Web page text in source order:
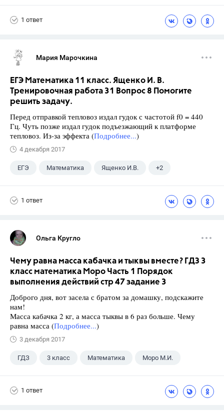
1 ответ
Мария Марочкина
ЕГЭ Математика 11 класс. Ященко И. В.
Тренировочная работа 31 Вопрос 8 Помогите
решить задачу.
Перед отправкой тепловоз издал гудок с частотой f0 = 440
Гц. Чуть позже издал гудок подъезжающий к платформе
тепловоз. Из-за эффекта (Подробнее...)
4 декабря 2017
ЕГЭ Математика Ященко И.В. +2
1 ответ
Ольга Кругло
Чему равна масса кабачка и тыквы вместе? ГДЗ 3
класс математика Моро Часть 1 Порядок
выполнения действий стр 47 задание 3
Доброго дня, вот засела с братом за домашку, подскажите
нам!
Масса кабачка 2 кг, а масса тыквы в 6 раз больше. Чему
равна масса (Подробнее...)
3 декабря 2017
ГДЗ 3 класс Математика Моро М.И.
1 ответ